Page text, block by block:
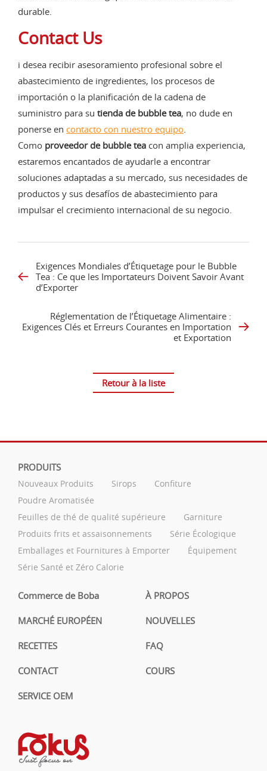
durable.
Contact Us
i desea recibir asesoramiento profesional sobre el
abastecimiento de ingredientes, los procesos de
importación o la planificación de la cadena de
suministro para su tienda de bubble tea, no dude en
ponerse en contacto con nuestro equipo
Como proveedor de bubble tea con amplia experiencia,
estaremos encantados de ayudarle a encontrar
soluciones adaptadas a su mercado, sus necesidades de
productos y sus desafíos de abastecimiento para
impulsar el crecimiento internacional de su negocio.
Exigences Mondiales d’Étiquetage pour le Bubble
Tea : Ce que les Importateurs Doivent Savoir Avant
d’Exporter
Réglementation de l’Étiquetage Alimentaire :
Exigences Clés et Erreurs Courantes en Importation
et Exportation
Retour à la liste
PRODUITS
Nouveaux Produits Sirops
Confiture
Poudre Aromatisée
Feuilles de thé de qualité supérieure
Garniture
Produits frits et assaisonnements
Série Écologique
Emballages et Fournitures à Emporter
Équipement
Série Santé et Zéro Calorie
Commerce de Boba À PROPOS
MARCHÉ EUROPÉEN NOUVELLES
RECETTES FAQ
CONTACT COURS
SERVICE OEM